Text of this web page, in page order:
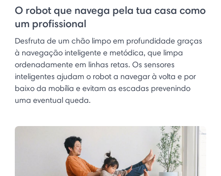
O robot que navega pela tua casa como
um profissional
Desfruta de um chão limpo em profundidade graças
à navegação inteligente e metódica, que limpa
ordenadamente em linhas retas. Os sensores
inteligentes ajudam o robot a navegar à volta e por
baixo da mobília e evitam as escadas prevenindo
uma eventual queda.